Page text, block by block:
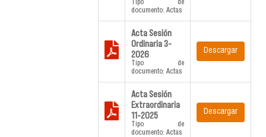
Tipo de
documento: Actas
Acta Sesión
Ordinaria 3-
2026
Tipo de
documento: Actas
Descargar
Acta Sesión
Extraordinaria
11-2025
Tipo de
documento: Actas
Descargar